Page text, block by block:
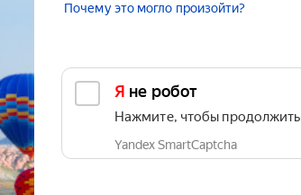
Почему это могло произойти?
Я не робот
Нажмите, чтобы продолжить
Yandex SmartCaptcha